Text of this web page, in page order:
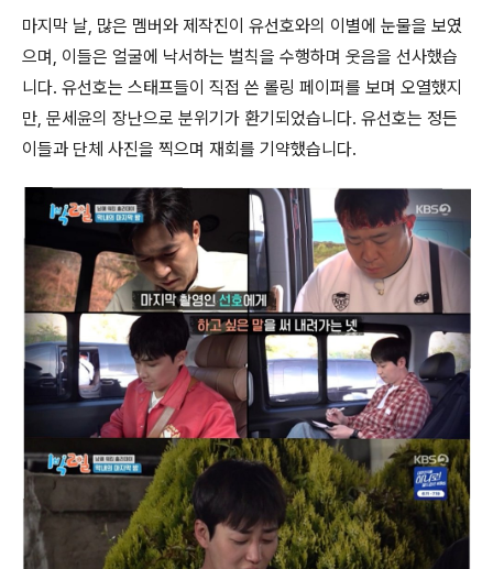
마지막 날, 많은 멤버와 제작진이 유선호와의 이별에 눈물을 보였
으며, 이들은 얼굴에 낙서하는 벌칙을 수행하며 웃음을 선사했습
니다. 유선호는 스태프들이 직접 쓴 롤링 페이퍼를 보며 오열했지
만, 문세윤의 장난으로 분위기가 환기되었습니다. 유선호는 정든
이들과 단체 사진을 찍으며 재회를 기약했습니다.